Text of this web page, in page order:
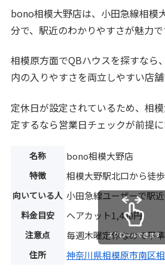
bono相模大野店は、小田急線相模
分で、駅近のわかりやすさが魅力で
相模原方面でQBハウスを探すなら
内の入りやすさを両立しやすい店舗
定休日が設定されているため、相
定するなら営業日チェックが前提に
名称 bono相模大野店
特徴 相模大野駅北口から徒
向いている人 小田急線ユーザーで駅
料金目安 ヘアカット1,400円
注意点 毎週木曜定休なので平
住所 神奈川県相模原市南区
スクロールできます